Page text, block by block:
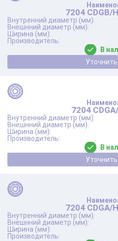
7204 CDGB/
В
7204
В
7204 CDGA/